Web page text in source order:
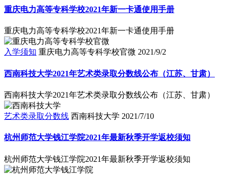
重庆电力高等专科学校2021年新一卡通使用手册
重庆电力高等专科学校2021年新一卡通使用手册
入学须知 重庆电力高等专科学校官微 2021/9/2
西南科技大学2021年艺术类录取分数线公布（江苏、甘肃）
西南科技大学2021年艺术类录取分数线公布（江苏、甘肃）
艺术类录取分数线 西南科技大学 2021/7/10
杭州师范大学钱江学院2021年最新秋季开学返校须知
杭州师范大学钱江学院2021年最新秋季开学返校须知